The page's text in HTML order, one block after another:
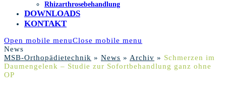
Rhizarthrosebehandlung
DOWNLOADS
KONTAKT
Open mobile menuClose mobile menu
News
MSB-Orthopädietechnik » News » Archiv » Schmerzen im
Daumengelenk – Studie zur Sofortbehandlung ganz ohne
OP